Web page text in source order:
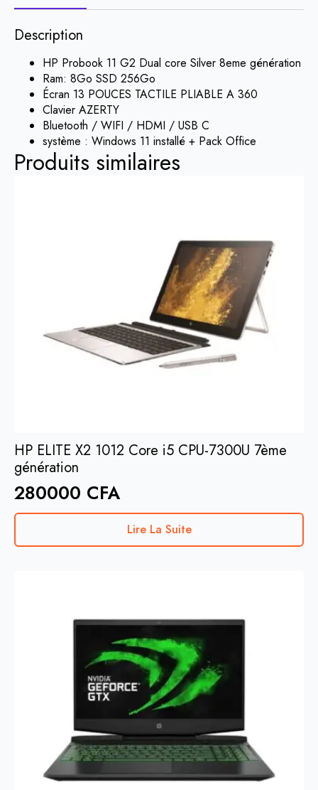
Description
HP Probook 11 G2 Dual core Silver 8eme génération
Ram: 8Go SSD 256Go
Écran 13 POUCES TACTILE PLIABLE A 360
Clavier AZERTY
Bluetooth / WIFI / HDMI / USB C
système : Windows 11 installé + Pack Office
Produits similaires
HP ELITE X2 1012 Core i5 CPU-7300U 7ème
génération
280000 CFA
Lire La Suite